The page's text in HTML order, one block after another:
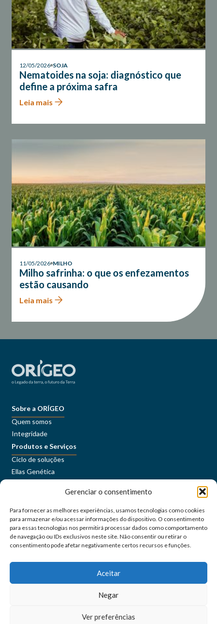
Gerenciar o consentimento
Para fornecer as melhores experiências, usamos tecnologias como cookies
para armazenar e/ou acessar informações do dispositivo. O consentimento
para essas tecnologias nos permitirá processar dados como comportamento
de navegação ou IDs exclusivos neste site. Não consentir ou retirar o
consentimento pode afetar negativamente certos recursos e funções.
Aceitar
Negar
Ver preferências
12/05/2026 SOJA
Nematoides na soja: diagnóstico que
define a próxima safra
Leia mais
11/05/2026 MILHO
Milho safrinha: o que os enfezamentos
estão causando
Leia mais
Sobre a ORÍGEO
Quem somos
Integridade
Produtos e Serviços
Ciclo de soluções
Ellas Genética
Carreiras
ORÍGEO+
Portal do Cliente Fale Conosco
Siga as nossas redes sociais